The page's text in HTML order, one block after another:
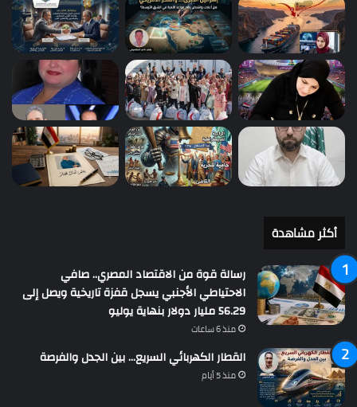
أكثر مشاهدة
رسالة قوة من الاقتصاد المصري.. صافي
الاحتياطي الأجنبي يسجل قفزة تاريخية ويصل إلى
56.29 مليار دولار بنهاية يوليو
منذ 6 ساعات
القطار الكهربائي السريع… بين الجدل والفرصة
منذ 5 أيام